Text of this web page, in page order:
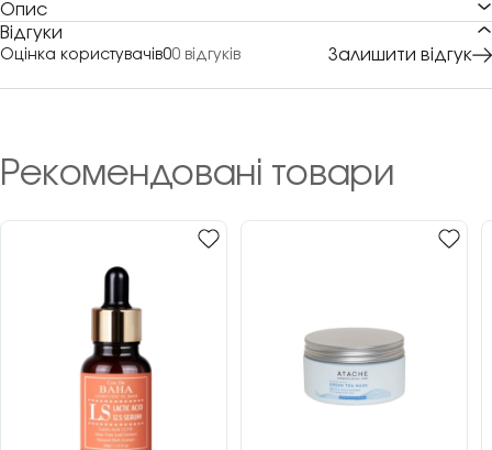
Опис
Відгуки
Оцінка користувачів00 відгуків Залишити відгук
Рекомендовані товари